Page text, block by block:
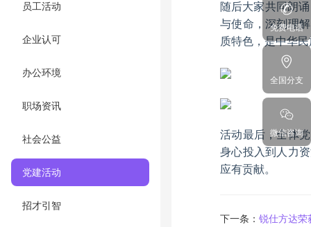
员工活动
企业认可
办公环境
职场资讯
社会公益
党建活动
招才引智
随后大家共同朗
与使命，深刻理
质特色，是中华
活动最后，全体
身心投入到人力
应有贡献。
下一条： 锐仕方达荣
免费电话
全国分支
微信咨询